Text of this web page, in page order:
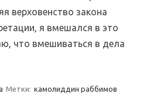
верховенство закона
я вмешался в это
что вмешиваться в дела
Метки: камолиддин раббимов